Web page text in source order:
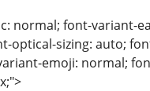
normal; font-variant-
optical-sizing: auto;
emoji: normal;